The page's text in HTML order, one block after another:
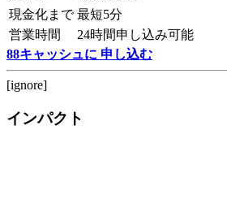
現金化まで 最短5分
営業時間
24時間申し込み可能
88キャッシュに 申し込む
[ignore]
インパクト